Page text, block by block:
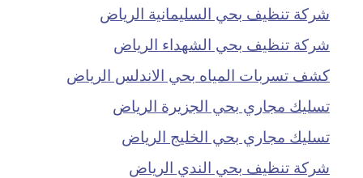
شركة تنظيف بحي السليمانية الرياض
شركة تنظيف بحي الشهداء الرياض
كشف تسربات المياه بحي الاندلس الرياض
تسليك مجاري بحي الجزيرة الرياض
تسليك مجاري بحي الخليج الرياض
شركة تنظيف بحي الندي الرياض